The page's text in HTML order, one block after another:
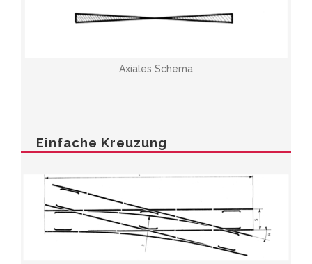
Axiales Schema
Einfache Kreuzung